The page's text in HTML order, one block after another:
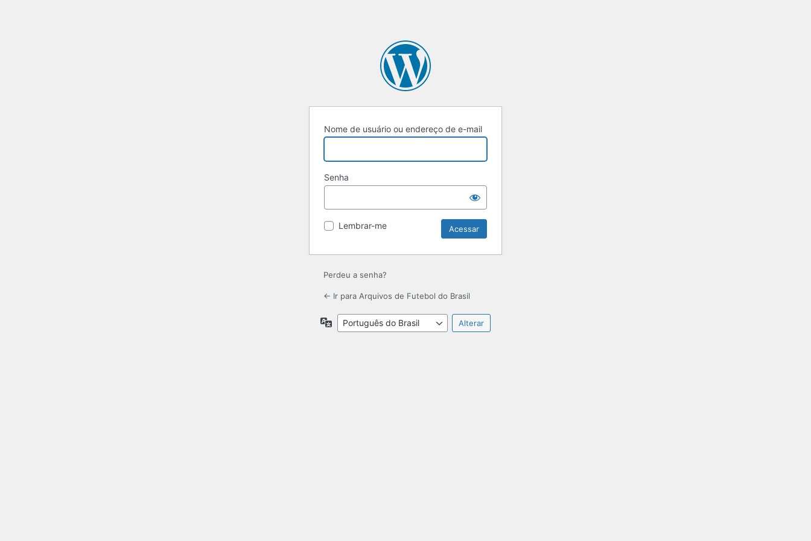
Nome de usuário ou endereço de e-mail
Senha
Lembrar-me
Perdeu a senha?
← Ir para Arquivos de Futebol do Brasil
Idioma